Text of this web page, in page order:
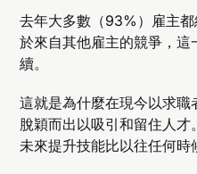
去年大多數（93%）雇主
於來自其他雇主的競爭，
續。
這就是為什麼在現今以求
脫穎而出以吸引和留住人
未來提升技能比以往任何時